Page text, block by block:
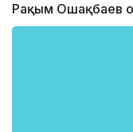
Рақым Ошақбаев